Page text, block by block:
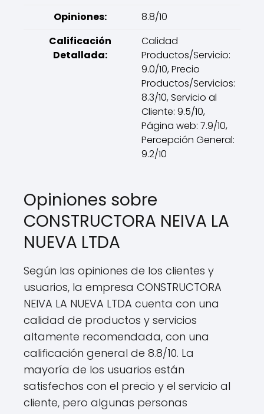
Opiniones:
8.8/10
Calificación
Detallada:
Calidad
Productos/Servicio:
9.0/10, Precio
Productos/Servicios:
8.3/10, Servicio al
Cliente: 9.5/10,
Página web: 7.9/10,
Percepción General:
9.2/10
Opiniones sobre
CONSTRUCTORA NEIVA LA
NUEVA LTDA
Según las opiniones de los clientes y
usuarios, la empresa CONSTRUCTORA
NEIVA LA NUEVA LTDA cuenta con una
calidad de productos y servicios
altamente recomendada, con una
calificación general de 8.8/10. La
mayoría de los usuarios están
satisfechos con el precio y el servicio al
cliente, pero algunas personas